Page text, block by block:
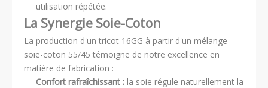
utilisation répétée.
La Synergie Soie-Coton
La production d'un tricot 16GG à partir d'un mélange
soie-coton 55/45 témoigne de notre excellence en
matière de fabrication :
Confort rafraîchissant : la soie régule naturellement la